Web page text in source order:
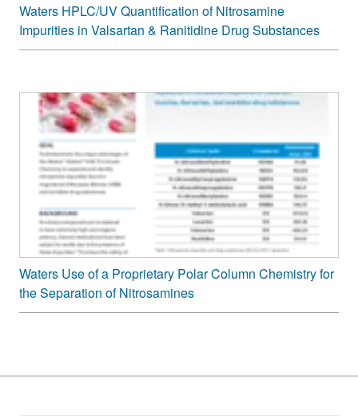
Waters HPLC/UV Quantification of Nitrosamine
Impurities in Valsartan & Ranitidine Drug Substances
Waters Use of a Proprietary Polar Column Chemistry for
the Separation of Nitrosamines